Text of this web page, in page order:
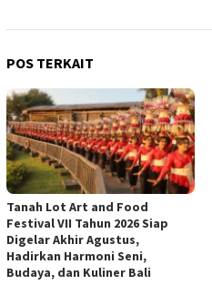
POS TERKAIT
Tanah Lot Art and Food
Festival VII Tahun 2026 Siap
Digelar Akhir Agustus,
Hadirkan Harmoni Seni,
Budaya, dan Kuliner Bali